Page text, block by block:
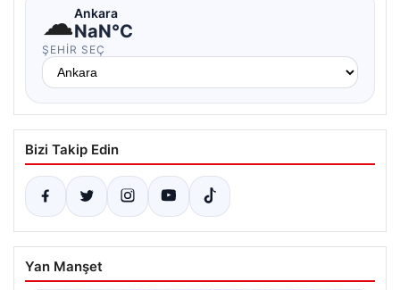
☁Ankara
NaN°C
ŞEHIR SEÇ
Bizi Takip Edin
Yan Manşet